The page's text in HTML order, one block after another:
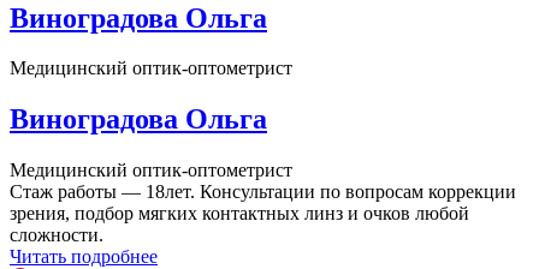
Виноградова Ольга
Медицинский оптик-оптометрист
Виноградова Ольга
Медицинский оптик-оптометрист
Стаж работы — 18лет. Консультации по вопросам коррекции
зрения, подбор мягких контактных линз и очков любой
сложности.
Читать подробнее